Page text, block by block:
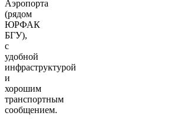
Аэропорта
(рядом
ЮРФАК
БГУ),
с
удобной
инфраструктурой
и
хорошим
транспортным
сообщением.